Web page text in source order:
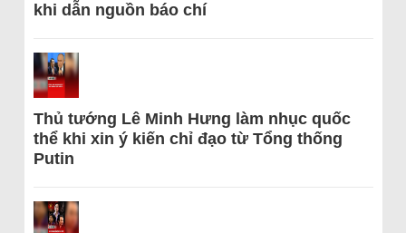
khi dẫn nguồn báo chí
Thủ tướng Lê Minh Hưng làm nhục quốc
thể khi xin ý kiến chỉ đạo từ Tổng thống
Putin